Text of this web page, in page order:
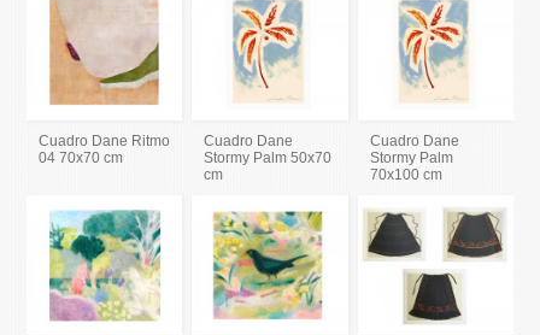
Cuadro Dane Ritmo
04 70x70 cm
Cuadro Dane
Stormy Palm 50x70
cm
Cuadro Dane
Stormy Palm
70x100 cm